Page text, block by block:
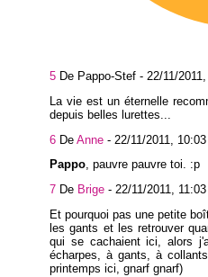
5 De Pappo-Stef - 22/11/
La vie est un éternelle
depuis belles lurettes...
6 De Anne - 22/11/2011, 10:03
Pappo, pauvre pauvre toi. :p
7 De Brige - 22/11/2011, 11:03
Et pourquoi pas une petite
les gants et les retrouver
qui se cachaient ici, alors
écharpes, à gants, à
printemps ici, gnarf gnarf)